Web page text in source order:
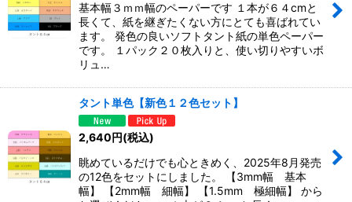
基本幅３ｍｍ幅のペーパーです １本が６４cmと
長くて、紙を継ぎたくない方にとても喜ばれてい
ます。 発色の良いソフトタント紙の単色ペーパー
です。 １パック２０枚入りと、使い切りやすいボ
リュ…
タント単色【新色１２色セット】
2,640円(税込)
眺めているだけでも心ときめく、2025年8月発売
の12色をセットにしました。 【3mm幅 基本
幅】 【2mm幅 細幅】 【1.5mm 極細幅】 から